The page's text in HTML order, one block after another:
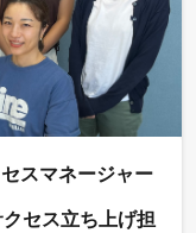
スマネージャー
セス立ち上げ担